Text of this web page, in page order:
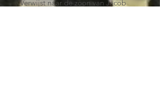
Verwijst naar de zoon van Jacob